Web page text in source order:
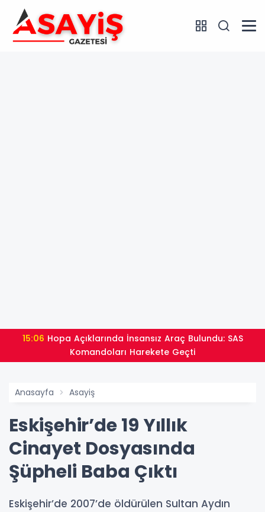
15:06
Komandoları Harekete Geçti
Anasayfa Asayiş
Eskişehir’de 19 Yıllık
Cinayet Dosyasında
Şüpheli Baba Çıktı
Eskişehir’de 2007’de öldürülen Sultan Aydın